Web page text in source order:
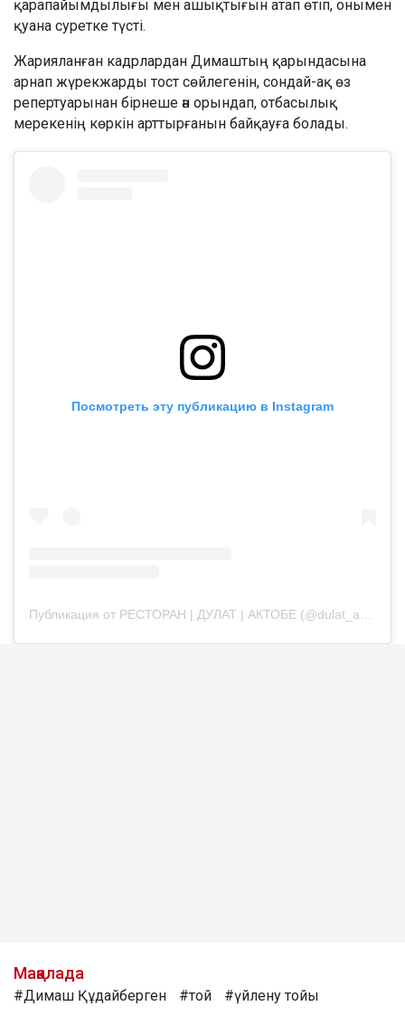
қарапайымдылығы мен ашықтығын атап өтіп, онымен
қуана суретке түсті.
Жарияланған кадрлардан Димаштың қарындасына
арнап жүрекжарды тост сөйлегенін, сондай-ақ өз
репертуарынан бірнеше ән орындап, отбасылық
мерекенің көркін арттырғанын байқауға болады.
Посмотреть эту публикацию в Instagram
Публикация от РЕСТОРАН | ДУЛАТ | АКТОБЕ (@dulat_aqtobe)
Мақалада
#Димаш Құдайберген #той #үйлену тойы